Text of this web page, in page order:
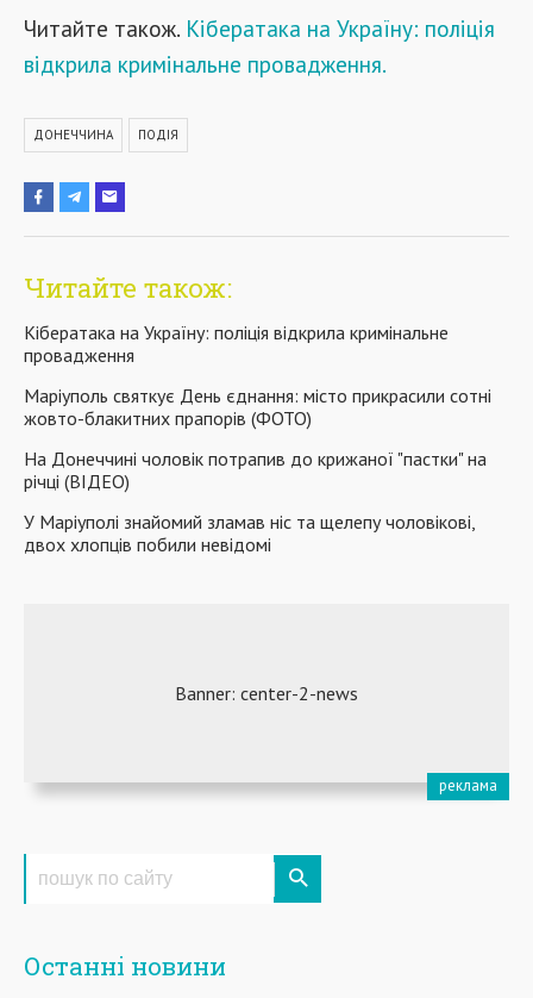
Читайте також. Кібератака на Україну: поліція
відкрила кримінальне провадження.
ДОНЕЧЧИНА ПОДІЯ
Читайте також:
Кібератака на Україну: поліція відкрила кримінальне
провадження
Маріуполь святкує День єднання: місто прикрасили сотні
жовто-блакитних прапорів (ФОТО)
На Донеччині чоловік потрапив до крижаної "пастки" на
річці (ВІДЕО)
У Маріуполі знайомий зламав ніс та щелепу чоловікові,
двох хлопців побили невідомі
Останні новини